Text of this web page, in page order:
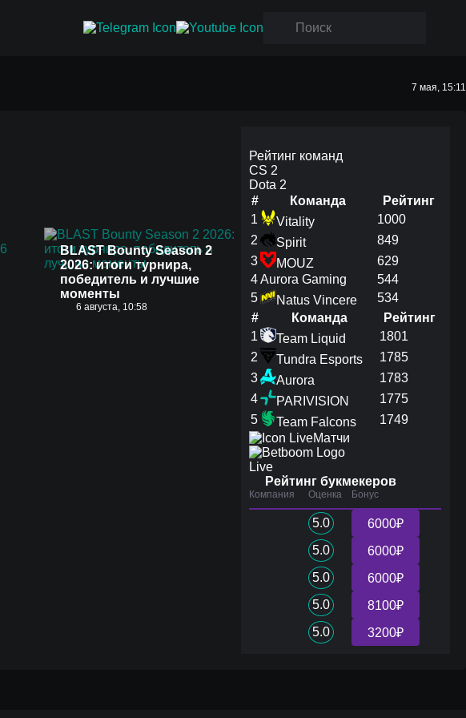
7 мая, 15:11
BLAST Bounty Season 2
2026: итоги турнира,
победитель и лучшие
моменты
6 августа, 10:58
Рейтинг команд
CS 2
Dota 2
#
Команда
Рейтинг
1
Vitality
1000
2
Spirit
849
3
MOUZ
629
4Aurora Gaming
544
5
Natus Vincere
534
#
Команда
Рейтинг
1
Team Liquid
1801
2
Tundra Esports
1785
3
Aurora
1783
4
PARIVISION
1775
5
Team Falcons
1749
Матчи
Live
Рейтинг букмекеров
Компания Оценка Бонус
5.0
6000₽
5.0
6000₽
5.0
6000₽
5.0
8100₽
5.0
3200₽